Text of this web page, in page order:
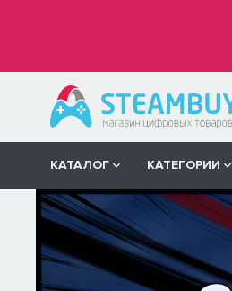
КАТАЛОГ КАТЕГОРИИ